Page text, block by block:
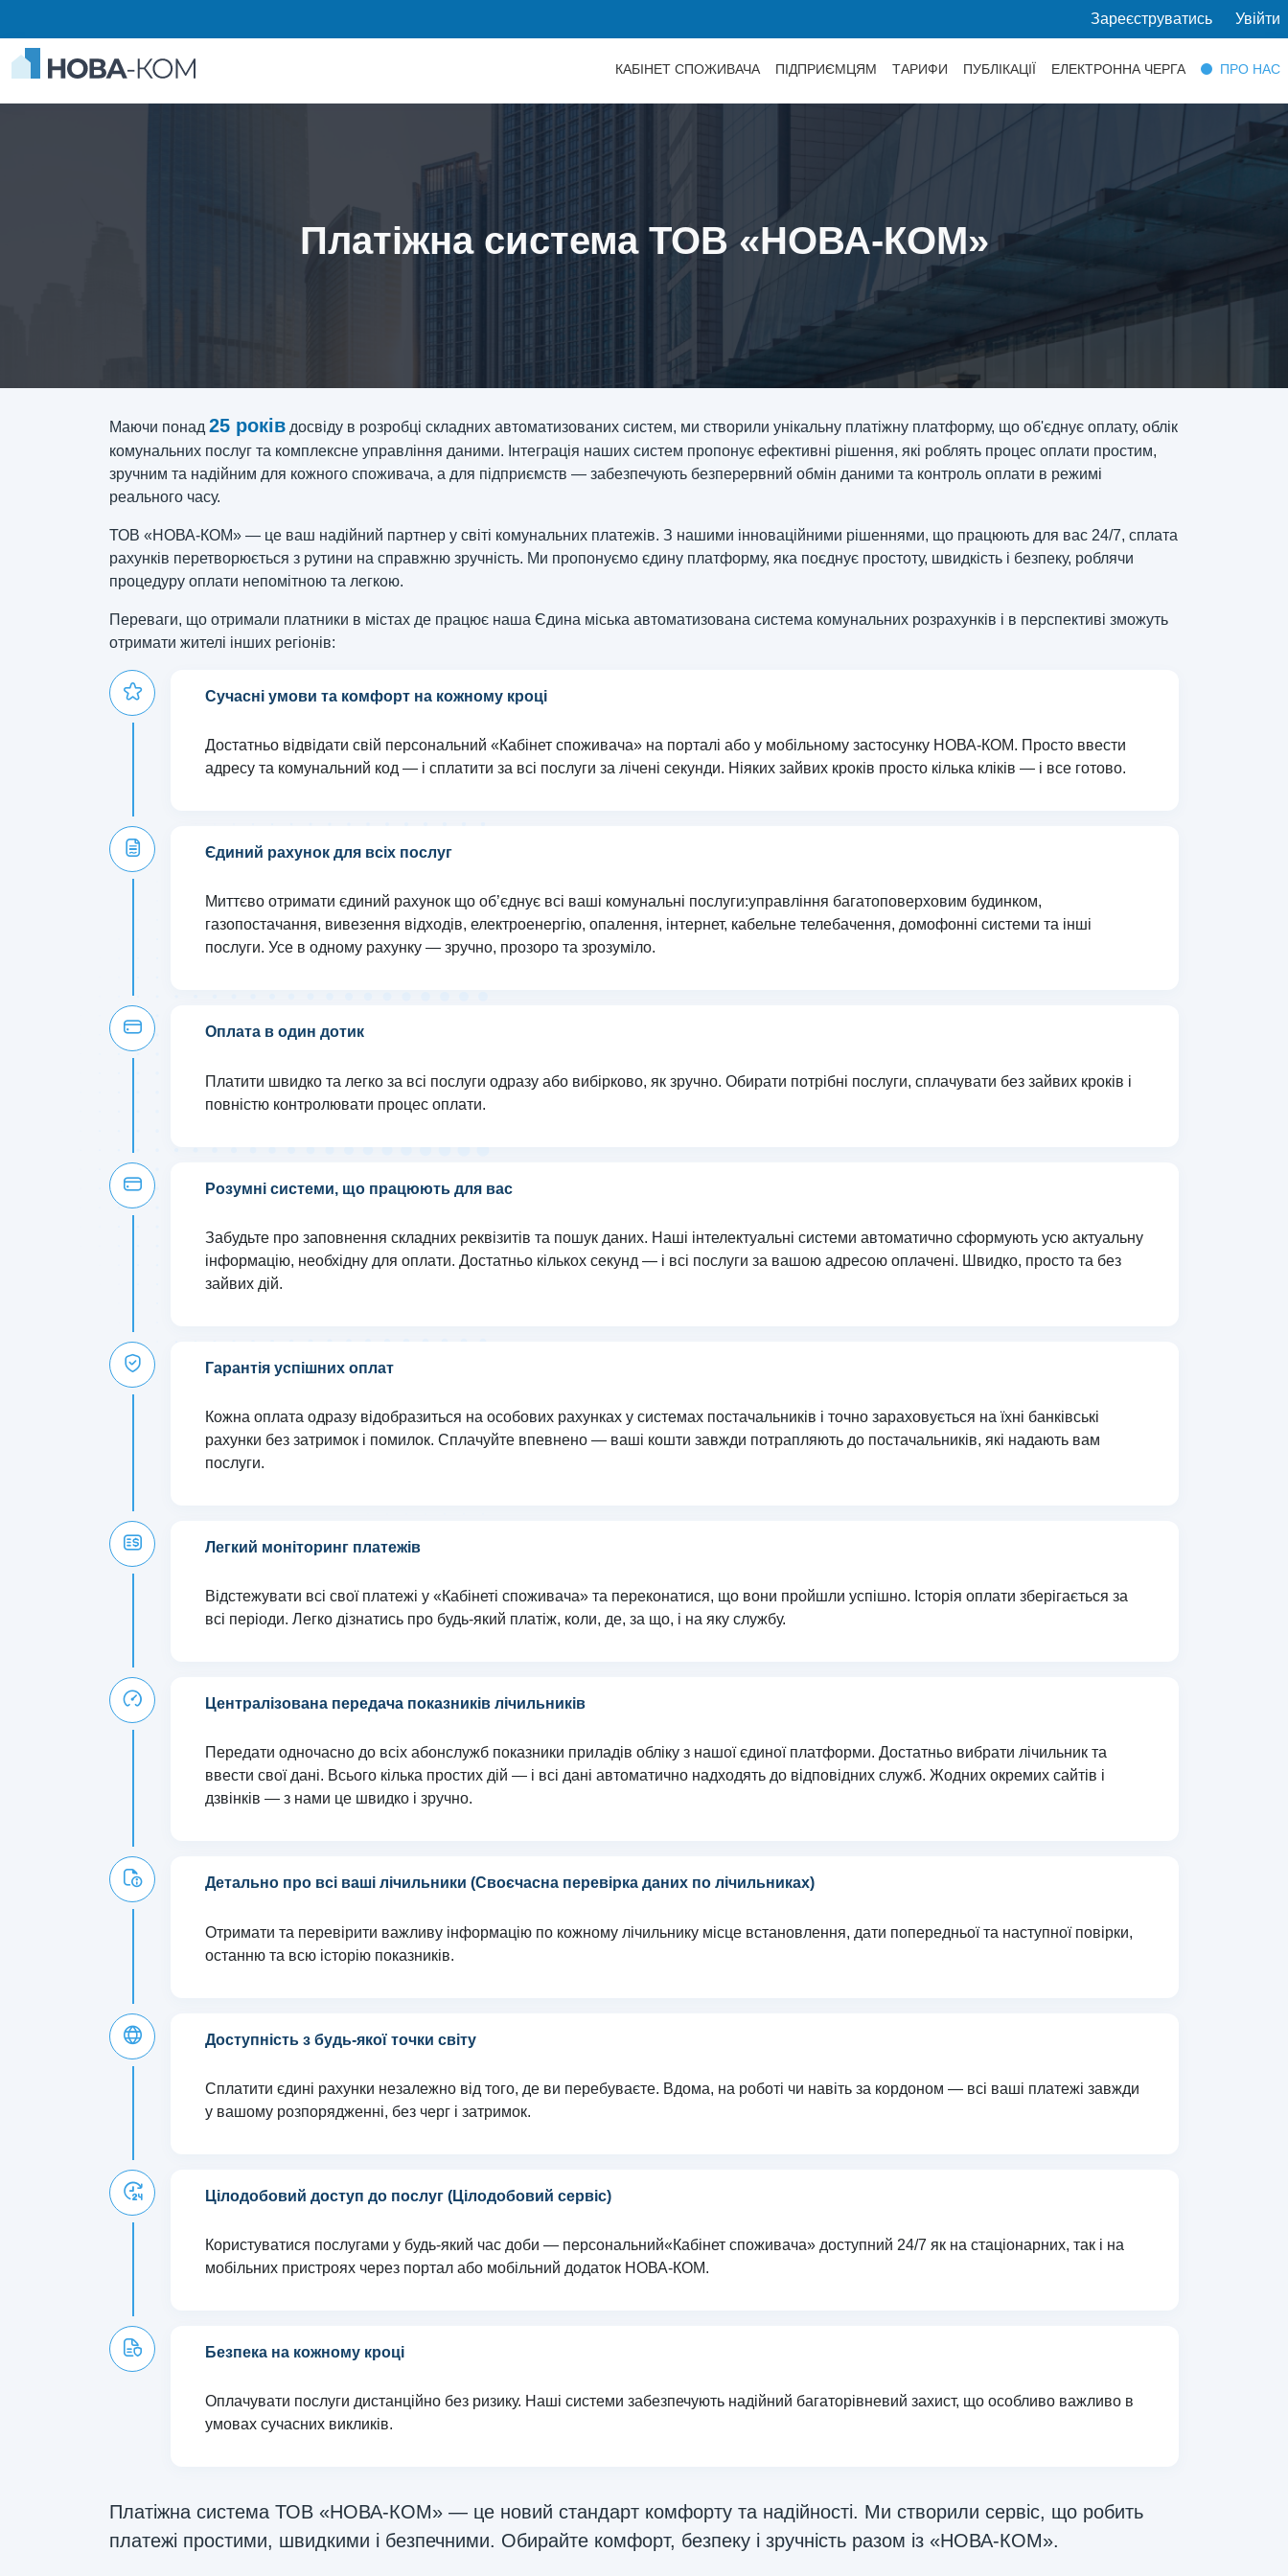
Зареєструватись Увійти
КАБІНЕТ СПОЖИВАЧА ПІДПРИЄМЦЯМ ТАРИФИ ПУБЛІКАЦІЇ ЕЛЕКТРОННА ЧЕРГА ПРО НАС
Платіжна система ТОВ «НОВА-КОМ»
Маючи понад 25 років досвіду в розробці складних автоматизованих систем, ми створили унікальну платіжну платформу, що об'єднує оплату, облік
комунальних послуг та комплексне управління даними. Інтеграція наших систем пропонує ефективні рішення, які роблять процес оплати простим,
зручним та надійним для кожного споживача, а для підприємств — забезпечують безперервний обмін даними та контроль оплати в режимі
реального часу.
ТОВ «НОВА-КОМ» — це ваш надійний партнер у світі комунальних платежів. З нашими інноваційними рішеннями, що працюють для вас 24/7, сплата
рахунків перетворюється з рутини на справжню зручність. Ми пропонуємо єдину платформу, яка поєднує простоту, швидкість і безпеку, роблячи
процедуру оплати непомітною та легкою.
Переваги, що отримали платники в містах де працює наша Єдина міська автоматизована система комунальних розрахунків і в перспективі зможуть
отримати жителі інших регіонів:
Сучасні умови та комфорт на кожному кроці
Достатньо відвідати свій персональний «Кабінет споживача» на порталі або у мобільному застосунку НОВА-КОМ. Просто ввести
адресу та комунальний код — і сплатити за всі послуги за лічені секунди. Ніяких зайвих кроків просто кілька кліків — і все готово.
Єдиний рахунок для всіх послуг
Миттєво отримати єдиний рахунок що об’єднує всі ваші комунальні послуги:управління багатоповерховим будинком,
газопостачання, вивезення відходів, електроенергію, опалення, інтернет, кабельне телебачення, домофонні системи та інші
послуги. Усе в одному рахунку — зручно, прозоро та зрозуміло.
Оплата в один дотик
Платити швидко та легко за всі послуги одразу або вибірково, як зручно. Обирати потрібні послуги, сплачувати без зайвих кроків і
повністю контролювати процес оплати.
Розумні системи, що працюють для вас
Забудьте про заповнення складних реквізитів та пошук даних. Наші інтелектуальні системи автоматично сформують усю актуальну
інформацію, необхідну для оплати. Достатньо кількох секунд — і всі послуги за вашою адресою оплачені. Швидко, просто та без
зайвих дій.
Гарантія успішних оплат
Кожна оплата одразу відобразиться на особових рахунках у системах постачальників і точно зараховується на їхні банківські
рахунки без затримок і помилок. Сплачуйте впевнено — ваші кошти завжди потрапляють до постачальників, які надають вам
послуги.
Легкий моніторинг платежів
Відстежувати всі свої платежі у «Кабінеті споживача» та переконатися, що вони пройшли успішно. Історія оплати зберігається за
всі періоди. Легко дізнатись про будь-який платіж, коли, де, за що, і на яку службу.
Централізована передача показників лічильників
Передати одночасно до всіх абонслужб показники приладів обліку з нашої єдиної платформи. Достатньо вибрати лічильник та
ввести свої дані. Всього кілька простих дій — і всі дані автоматично надходять до відповідних служб. Жодних окремих сайтів і
дзвінків — з нами це швидко і зручно.
Детально про всі ваші лічильники (Своєчасна перевірка даних по лічильниках)
Отримати та перевірити важливу інформацію по кожному лічильнику місце встановлення, дати попередньої та наступної повірки,
останню та всю історію показників.
Доступність з будь-якої точки світу
Сплатити єдині рахунки незалежно від того, де ви перебуваєте. Вдома, на роботі чи навіть за кордоном — всі ваші платежі завжди
у вашому розпорядженні, без черг і затримок.
Цілодобовий доступ до послуг (Цілодобовий сервіс)
Користуватися послугами у будь-який час доби — персональний«Кабінет споживача» доступний 24/7 як на стаціонарних, так і на
мобільних пристроях через портал або мобільний додаток НОВА-КОМ.
Безпека на кожному кроці
Оплачувати послуги дистанційно без ризику. Наші системи забезпечують надійний багаторівневий захист, що особливо важливо в
умовах сучасних викликів.
Платіжна система ТОВ «НОВА-КОМ» — це новий стандарт комфорту та надійності. Ми створили сервіс, що робить
платежі простими, швидкими і безпечними. Обирайте комфорт, безпеку і зручність разом із «НОВА-КОМ».